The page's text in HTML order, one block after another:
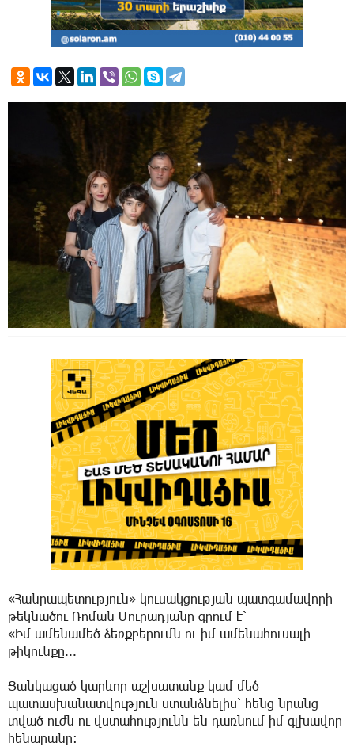
«Հանրապետություն» կուսակցության պատգամավորի
թեկնածու Ռոման Մուրադյանը գրում է՝
«Իմ ամենամեծ ձեռքբերումն ու իմ ամենահուսալի
թիկունքը...
Ցանկացած կարևոր աշխատանք կամ մեծ
պատասխանատվություն ստանձնելիս՝ հենց նրանց
տված ուժն ու վստահությունն են դառնում իմ գլխավոր
հենարանը: